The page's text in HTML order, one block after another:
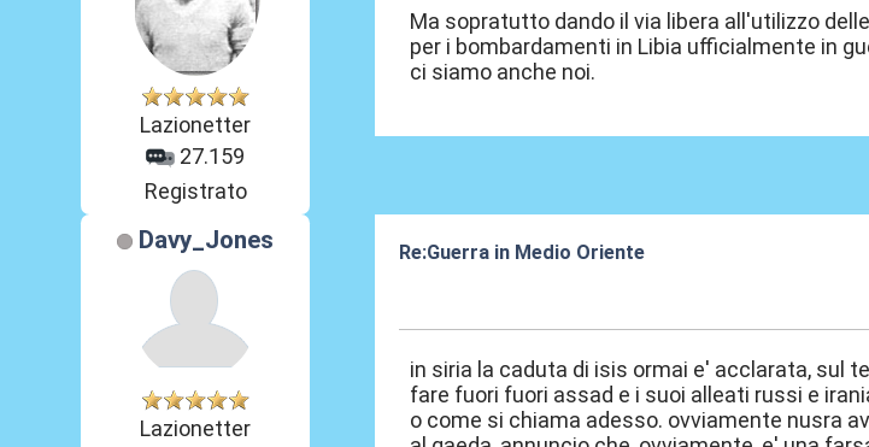
Lazionetter
27.159
Registrato
Ma sopratutto dando il via libera all'utilizzo
per i bombardamenti in Libia ufficialmente in
ci siamo anche noi.
Davy_Jones
Lazionetter
Re:Guerra in Medio Oriente
in siria la caduta di isis ormai e' acclarata, sul
fare fuori fuori assad e i suoi alleati russi e
o come si chiama adesso. ovviamente nusra